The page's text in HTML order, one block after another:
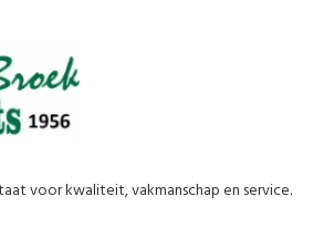
voor kwaliteit, vakmanschap en service.